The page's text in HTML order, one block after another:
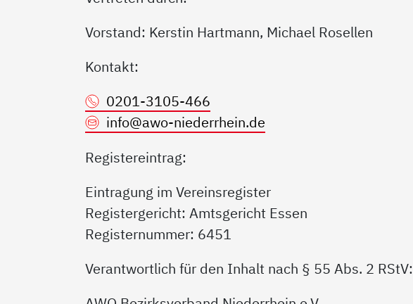
Vorstand: Kerstin Hartmann, Michael Rosellen
Kontakt:
0201-3105-466
info@awo-niederrhein.de
Registereintrag:
Eintragung im Vereinsregister
Registergericht: Amtsgericht Essen
Registernummer: 6451
Verantwortlich für den Inhalt nach § 55 Abs. 2 RStV: